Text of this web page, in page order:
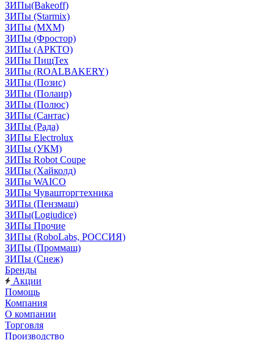
ЗИПы(Bakeoff)
ЗИПы (Starmix)
ЗИПы (МХМ)
ЗИПы (Фростор)
ЗИПы (АРКТО)
ЗИПы ПищТех
ЗИПы (ROALBAKERY)
ЗИПы (Позис)
ЗИПы (Полаир)
ЗИПы (Полюс)
ЗИПы (Сантас)
ЗИПы (Рада)
ЗИПы Electrolux
ЗИПы (УКМ)
ЗИПы Robot Coupe
ЗИПы (Хайколд)
ЗИПы WAICO
ЗИПы Чувашторгтехника
ЗИПы (Пензмаш)
ЗИПы(Logiudice)
ЗИПы Прочие
ЗИПы (RoboLabs, РОССИЯ)
ЗИПы (Проммаш)
ЗИПы (Снеж)
Бренды
Акции
Помощь
Компания
О компании
Торговля
Производство